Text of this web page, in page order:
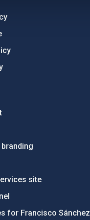
site
for Francisco Sánchez